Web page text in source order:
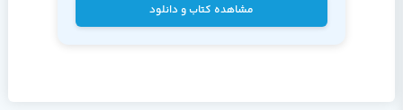
مشاهده کتاب و دانلود